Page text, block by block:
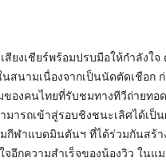
สียงเชียร์พร้อมปรบมือให้กำลังใ
นสนามเนื่องจากเป็นนัดตัดเชือก
องคนไทยที่รับชมทางทีวีถ่ายทอ
มารถเข้าสู่รอบชิงชนะเลิศได้เ
กีฬาแบดมินตันฯ ที่ได้ร่วมกันสร้
จอีกความสำเร็จของน้องวิว ใน